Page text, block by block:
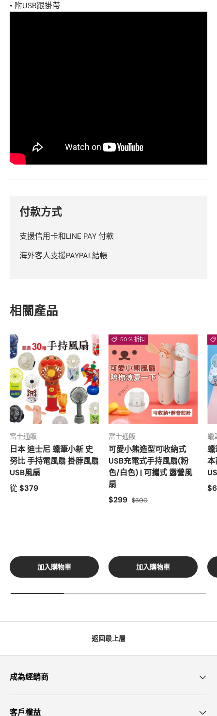
• 附USB跟掛帶
付款方式
支援信用卡和LINE PAY 付款
海外客人支援PAYPAL結帳
相關產品
富士通販
日本 迪士尼 蠟筆小新 史
努比 手持電風扇 掛脖風扇
USB風扇
從$379
加入購物車
50 % 折扣
富士通販
可愛小熊造型可收納式
USB充電式手持風扇(粉
色/白色) | 可攜式 露營風
扇
$299 $600
加入購物車
蠟
蠟
本
返回最上層
成為經銷商
客戶權益